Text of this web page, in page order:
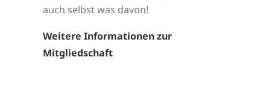
auch selbst was davon!
Weitere Informationen zur
Mitgliedschaft